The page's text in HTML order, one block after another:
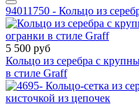
94011750 - Кольцо из
5 500 руб
Кольцо из серебра с
в стиле Graff